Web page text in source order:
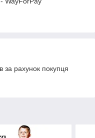
за рахунок покупця